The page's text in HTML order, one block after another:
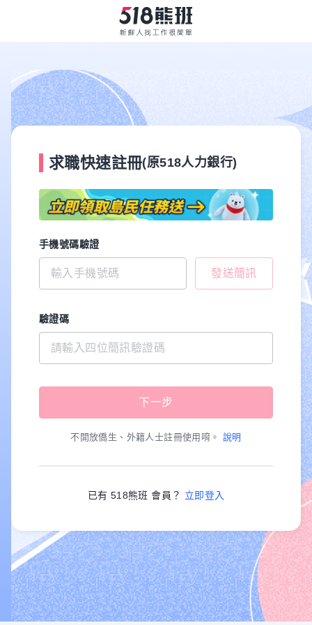
求職快速註冊(原518人力銀行)
手機號碼驗證
發送簡訊
驗證碼
不開放僑生、外籍人士註冊使用唷。 說明
已有 518熊班 會員？ 立即登入